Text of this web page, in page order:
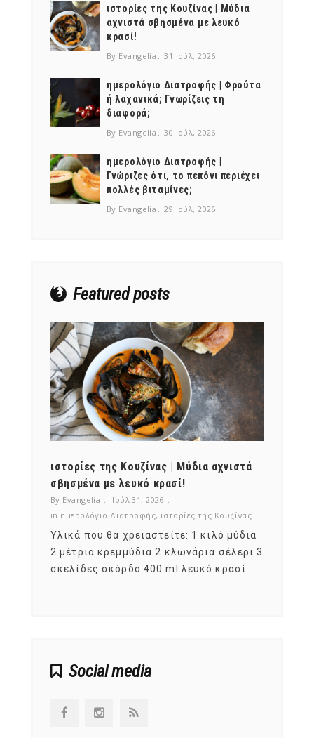
ιστορίες της Κουζίνας | Μύδια
αχνιστά σβησμένα με λευκό
κρασί!
By Evangelia 31 Ιούλ, 2026
ημερολόγιο Διατροφής | Φρούτα
ή λαχανικά; Γνωρίζεις τη
διαφορά;
By Evangelia 30 Ιούλ, 2026
ημερολόγιο Διατροφής |
Γνώριζες ότι, το πεπόνι περιέχει
πολλές βιταμίνες;
By Evangelia 29 Ιούλ, 2026
Featured posts
ιστορίες της Κουζίνας | Μύδια αχνιστά
σβησμένα με λευκό κρασί!
By Evangelia
Ιούλ 31, 2026
in ημερολόγιο Διατροφής, ιστορίες της Κουζίνας
Υλικά που θα χρειαστείτε: 1 κιλό μύδια
2 μέτρια κρεμμύδια 2 κλωνάρια σέλερι 3
σκελίδες σκόρδο 400 ml λευκό κρασί.
Social media
NEWSLETTER
Get ti
mel
y updates
fro
m
your favorite
products